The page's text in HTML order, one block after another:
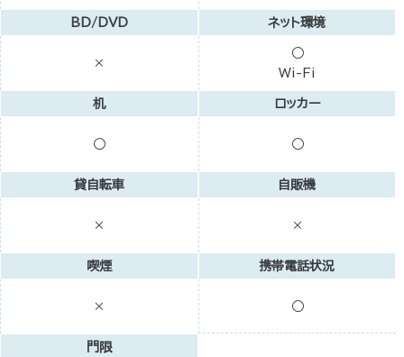
BD/DVD
×
ネット環境
○
Wi-Fi
机
○
ロッカー
○
貸自転車
×
自販機
×
喫煙
×
携帯電話状況
○
門限